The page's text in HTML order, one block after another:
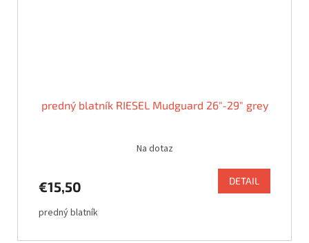
predný blatník RIESEL Mudguard 26"-29" grey
Na dotaz
€15,50 DETAIL
predný blatník